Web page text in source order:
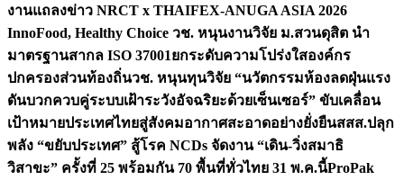
งานแถลงข่าว NRCT x THAIFEX-ANUGA ASIA 2026
InnoFood, Healthy Choice วช. หนุนงานวิจัย ม.สวนดุสิต นำ
มาตรฐานสากล ISO 37001ยกระดับความโปร่งใสองค์กร
ปกครองส่วนท้องถิ่นวช. หนุนทุนวิจัย “นวัตกรรมห้องลดฝุ่นแรง
ดันบวกควบคู่ระบบเฝ้าระวังอัจฉริยะด้วยเซ็นเซอร์” ขับเคลื่อน
เป้าหมายประเทศไทยสู่สังคมอากาศสะอาดอย่างยั่งยืนสสส.ปลุก
พลัง “ขยับประเทศ” สู้โรค NCDs จัดงาน “เดิน-วิ่งสมาธิ
วิสาขะ” ครั้งที่ 25 พร้อมกัน 70 พื้นที่ทั่วไทย 31 พ.ค.นี้ProPak